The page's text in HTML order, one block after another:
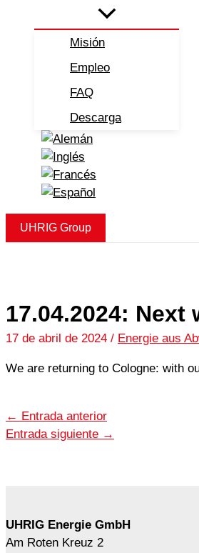
Misión
Empleo
FAQ
Descarga
UHRIG Group
17.04.2024:
17 de abril de 2024 / Energie aus
We are returning to Cologne: with
← Entrada anterior
Entrada siguiente →
UHRIG Energie GmbH
Am Roten Kreuz 2